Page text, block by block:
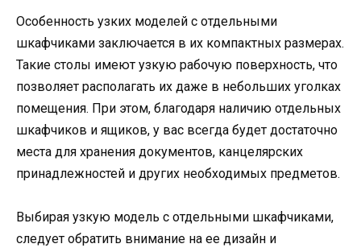
Особенность узких моделей с отдельными
шкафчиками заключается в их компактных размерах.
Такие столы имеют узкую рабочую поверхность, что
позволяет располагать их даже в небольших уголках
помещения. При этом, благодаря наличию отдельных
шкафчиков и ящиков, у вас всегда будет достаточно
места для хранения документов, канцелярских
принадлежностей и других необходимых предметов.
Выбирая узкую модель с отдельными шкафчиками,
следует обратить внимание на ее дизайн и